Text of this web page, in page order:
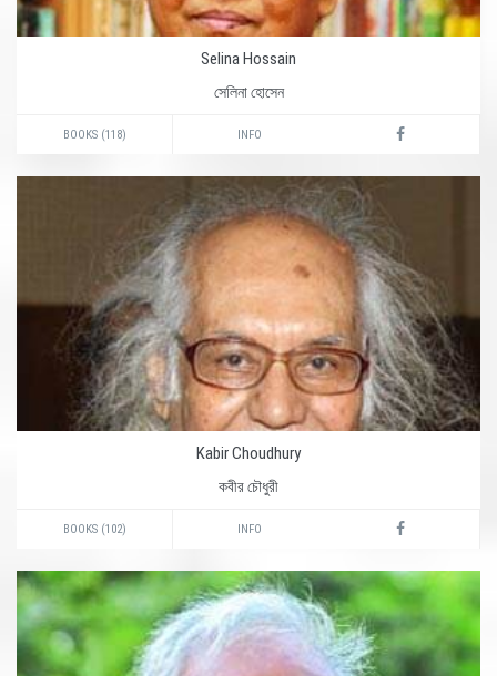
Selina Hossain
সেলিনা হোসেন
BOOKS (118) INFO
Kabir Choudhury
কবীর চৌধুরী
BOOKS (102) INFO